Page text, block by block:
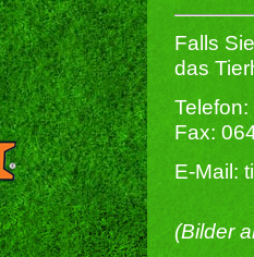
Falls
das
Fax:
E-Mail:
(Bilder